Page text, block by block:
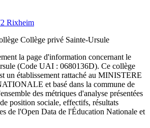
Rixheim
Collège privé Sainte-Ursule
la page d'information concernant le
(Code UAI : 0680136D). Ce collège
un établissement rattaché au MINISTERE
et basé dans la commune de
des métriques d'analyse présentées
position sociale, effectifs, résultats
de l'Open Data de l'Éducation Nationale et